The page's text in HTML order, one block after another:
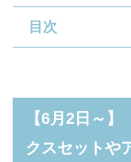
目次
スセットや
タンプ企画
【6月2日
【6月2日～
クスセットや